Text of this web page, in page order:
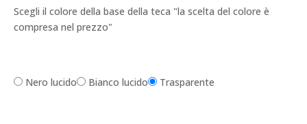
Scegli il colore della base della teca "la scelta del colore è
compresa nel prezzo"
Nero lucido Bianco lucido Trasparente